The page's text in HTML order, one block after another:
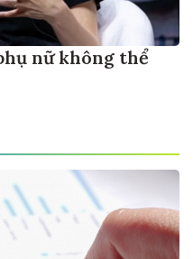
nữ không thể